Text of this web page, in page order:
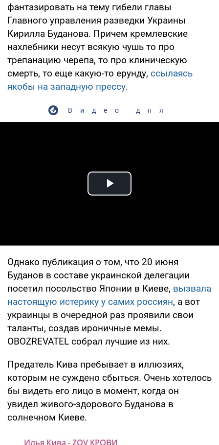
фантазировать на тему гибели главы
Главного управления разведки Украины
Кирилла Буданова. Причем кремлевские
нахлебники несут всякую чушь то про
трепанацию черепа, то про клиническую
смерть, то еще какую-то ерунду, ссылаясь
якобы на западную прессу.
Видео дня
Play Video
Однако публикация о том, что 20 июня
Буданов в составе украинской делегации
посетил посольство Японии в Киеве, вызвала
настоящую истерику у самих россиян, а вот
украинцы в очередной раз проявили свои
таланты, создав ироничные мемы.
OBOZREVATEL собрал лучшие из них.
Предатель Кива пребывает в иллюзиях,
которым не суждено сбыться. Очень хотелось
бы видеть его лицо в момент, когда он
увидел живого-здорового Буданова в
солнечном Киеве.